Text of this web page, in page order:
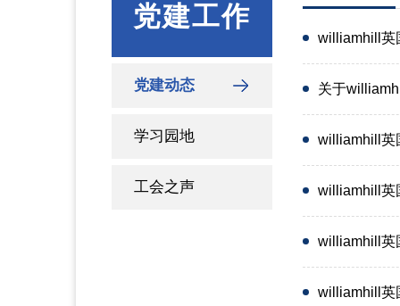
党建工作
党建动态
学习园地
工会之声
williamhill英
关于
williamhill英
williamhill英
williamhill英
williamhill英